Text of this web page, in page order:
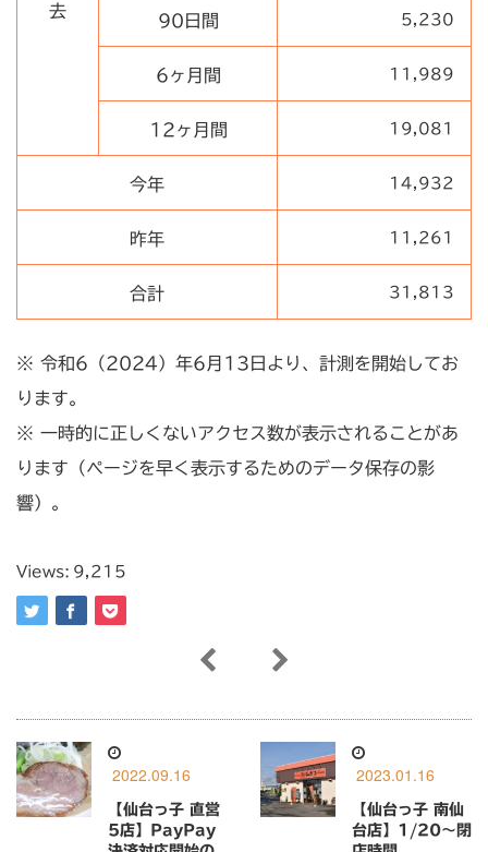
去
90日間 5,230
6ヶ月間 11,989
12ヶ月間 19,081
今年 14,932
昨年 11,261
合計 31,813
※ 令和6（2024）年6月13日より、計測を開始してお
ります。
※ 一時的に正しくないアクセス数が表示されることがあ
ります（ページを早く表示するためのデータ保存の影
響）。
Views: 9,215
2022.09.16
【仙台っ子 直営
5店】PayPay
2023.01.16
【仙台っ子 南仙
台店】1/20〜閉